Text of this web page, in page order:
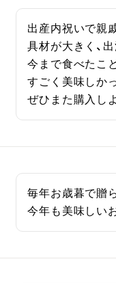
出産内祝いで親
具材が大きく、
今まで食べたこ
すごく美味しか
ぜひまた購入し
毎年お歳暮で贈
今年も美味しい